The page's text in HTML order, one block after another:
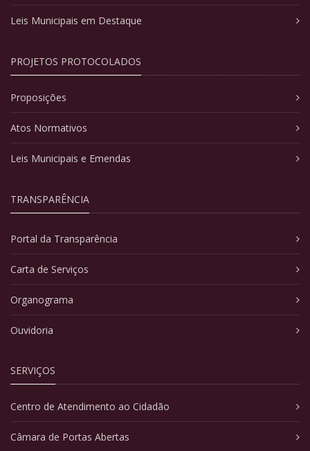
Leis Municipais em Destaque
PROJETOS PROTOCOLADOS
Proposições
Atos Normativos
Leis Municipais e Emendas
TRANSPARÊNCIA
Portal da Transparência
Carta de Serviços
Organograma
Ouvidoria
SERVIÇOS
Centro de Atendimento ao Cidadão
Câmara de Portas Abertas